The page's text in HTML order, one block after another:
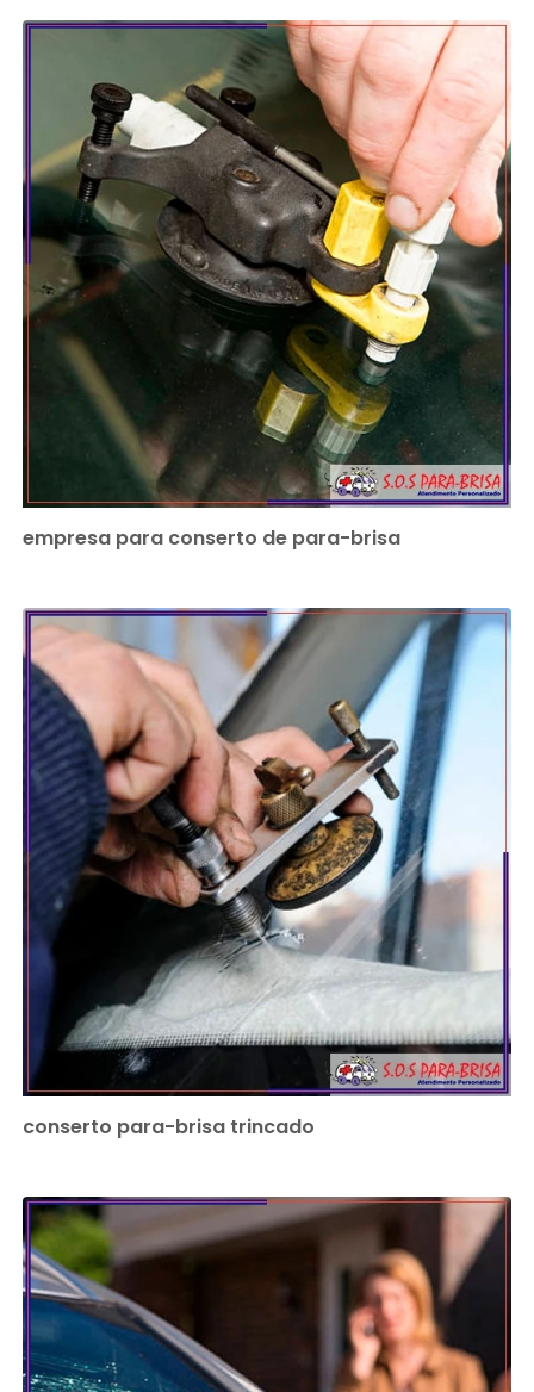
empresa para conserto de para-brisa
conserto para-brisa trincado